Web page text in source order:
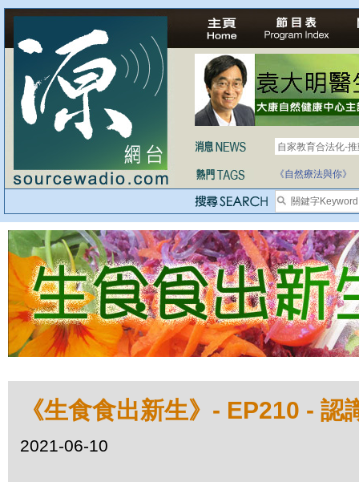
自家教育合法化-
《自然療法與你》
《生食食出新生》- EP210 - 認
2021-06-10